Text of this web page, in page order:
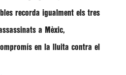
recorda igualment els tres
a Mèxic,
en la lluita contra el